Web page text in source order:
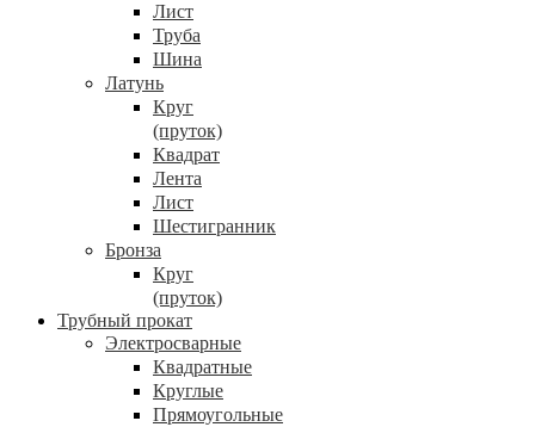
Лист
Труба
Шина
Латунь
Круг
(пруток)
Квадрат
Лента
Лист
Шестигранник
Бронза
Круг
(пруток)
Трубный прокат
Электросварные
Квадратные
Круглые
Прямоугольные